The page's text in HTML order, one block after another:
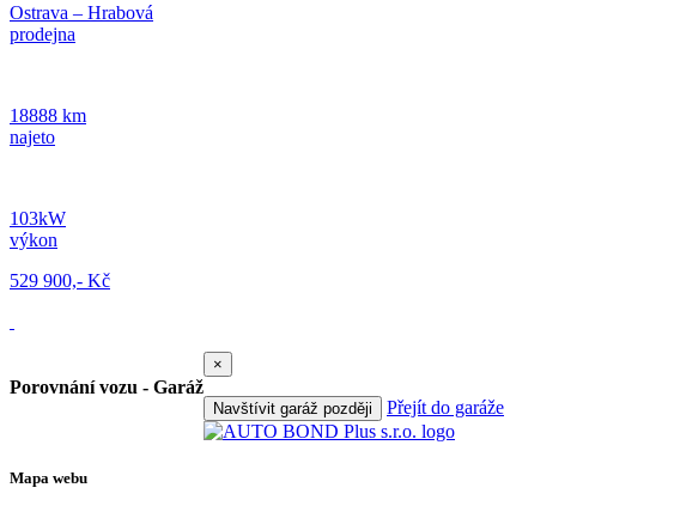
Ostrava – Hrabová
prodejna
18888 km
najeto
103kW
výkon
529 900,- Kč
Porovnání vozu - Garáž
×
Navštívit garáž později Přejít do garáže
Mapa webu